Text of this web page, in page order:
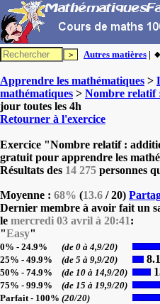
Autres matières | 🔸
Apprendre les mathématiques >
mathématiques > Nombre relatif
jour toutes les 4h
Retourner à l'exercice
Exercice "Nombre relatif :
gratuit pour apprendre les
Résultats des 14 275 personnes
Moyenne : 68% (13.6 / 20)
Dernier membre à avoir fait un
le mercredi 03 avril à 20:41:
"Easy"
0% - 24.9% (de 0 à 4,9/20)
25% - 49.9% (de 5 à 9,9/20)
50% - 74.9% (de 10 à 14,9/20)
75% - 99.9% (de 15 à 19,9/20)
Parfait - 100% (20/20)